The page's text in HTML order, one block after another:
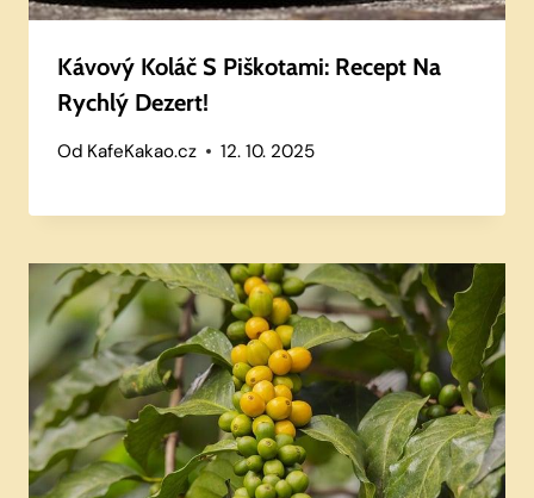
Kávový Koláč S Piškotami: Recept Na
Rychlý Dezert!
Od KafeKakao.cz 12. 10. 2025